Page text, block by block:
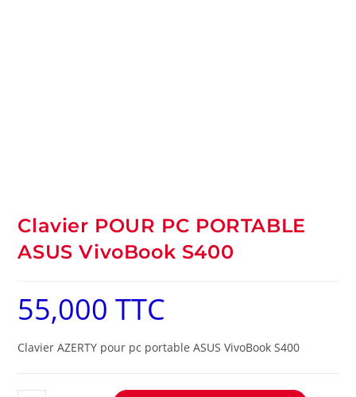
Clavier POUR PC PORTABLE
ASUS VivoBook S400
55,000TTC
Clavier AZERTY pour pc portable ASUS VivoBook S400